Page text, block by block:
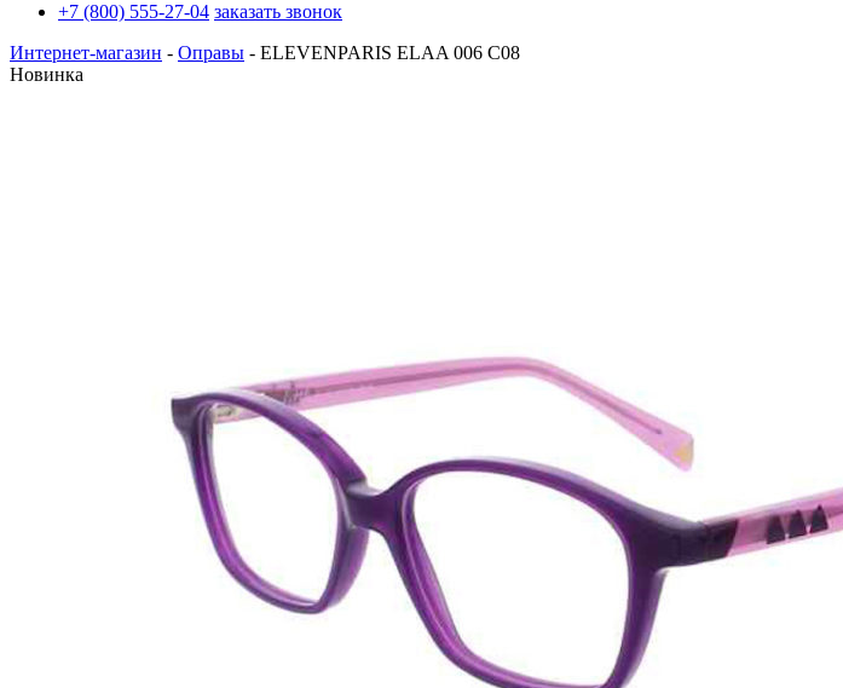
+7 (800) 555-27-04 заказать звонок
Интернет-магазин - Оправы - ELEVENPARIS ELAA 006 C08
Новинка